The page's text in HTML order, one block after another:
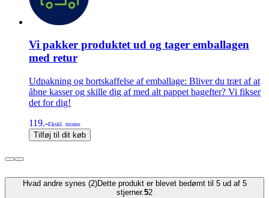
Vi pakker produktet ud og tager emballagen
med retur
Udpakning og bortskaffelse af emballage: Bliver du træt af at
åbne kasser og skille dig af med alt pappet bagefter? Vi fikser
det for dig!
119.-Ekskl. moms
Tilføj til dit køb
Hvad andre synes (2)Dette produkt er blevet bedømt til 5 ud af 5
stjerner.52